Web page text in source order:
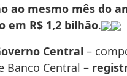
ao mesmo mês do
R$ 1,2 bilhão.
Central –
Banco Central –